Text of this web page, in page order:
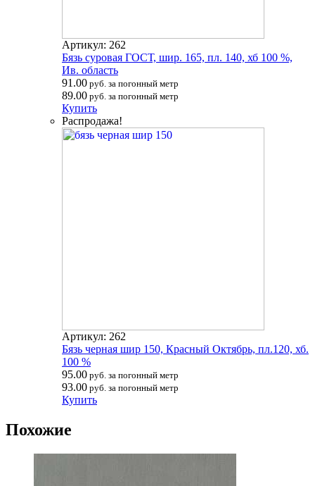
Артикул: 262
Бязь суровая ГОСТ, шир. 165, пл. 140, хб 100 %,
Ив. область
91.00 руб. за погонный метр
89.00 руб. за погонный метр
Купить
Распродажа!
Артикул: 262
Бязь черная шир 150, Красный Октябрь, пл.120, хб.
100 %
95.00 руб. за погонный метр
93.00 руб. за погонный метр
Купить
Похожие